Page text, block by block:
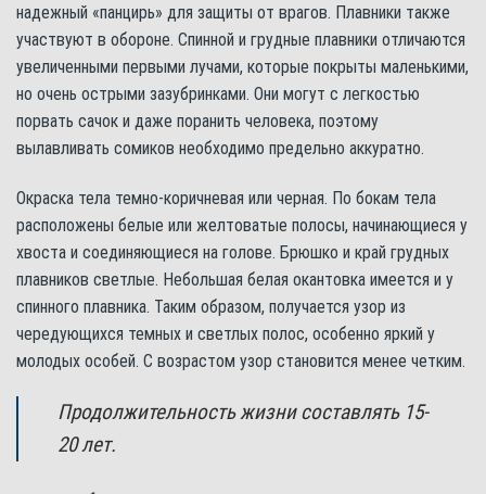
надежный «панцирь» для защиты от врагов. Плавники также
участвуют в обороне. Спинной и грудные плавники отличаются
увеличенными первыми лучами, которые покрыты маленькими,
но очень острыми зазубринками. Они могут с легкостью
порвать сачок и даже поранить человека, поэтому
вылавливать сомиков необходимо предельно аккуратно.
Окраска тела темно-коричневая или черная. По бокам тела
расположены белые или желтоватые полосы, начинающиеся у
хвоста и соединяющиеся на голове. Брюшко и край грудных
плавников светлые. Небольшая белая окантовка имеется и у
спинного плавника. Таким образом, получается узор из
чередующихся темных и светлых полос, особенно яркий у
молодых особей. С возрастом узор становится менее четким.
Продолжительность жизни составлять 15-
20 лет.